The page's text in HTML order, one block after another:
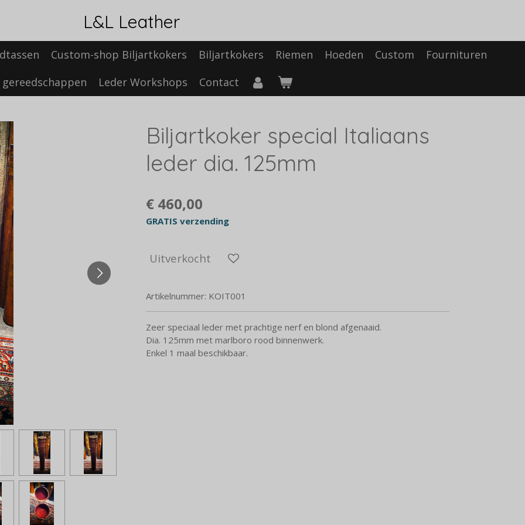
L&L Leather
Custom-shop Biljartkokers Biljartkokers Riemen Hoeden Custom
Fournituren
gereedschappen
Leder Workshops Contact
Biljartkoker special Italiaans
leder dia. 125mm
€ 460,00
GRATIS verzending
Uitverkocht
Artikelnummer: KOIT001
Zeer speciaal leder met prachtige nerf en blond afgenaaid.
Dia. 125mm met marlboro rood binnenwerk.
Enkel 1 maal beschikbaar.